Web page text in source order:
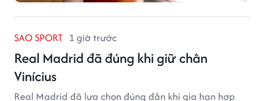
SAO SPORT 1 giờ trước
Real Madrid đã đúng khi giữ chân
Vinícius
Real Madrid đã lựa chọn đúng đắn khi gia hạn hợp